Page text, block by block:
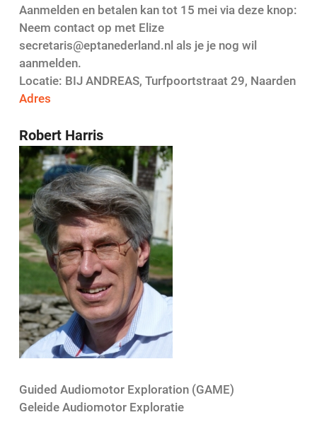
Aanmelden en betalen kan tot 15 mei via deze knop:
Neem contact op met Elize
secretaris@eptanederland.nl als je je nog wil
aanmelden.
Locatie: BIJ ANDREAS, Turfpoortstraat 29, Naarden
Adres
Robert Harris
Guided Audiomotor Exploration (GAME)
Geleide Audiomotor Exploratie